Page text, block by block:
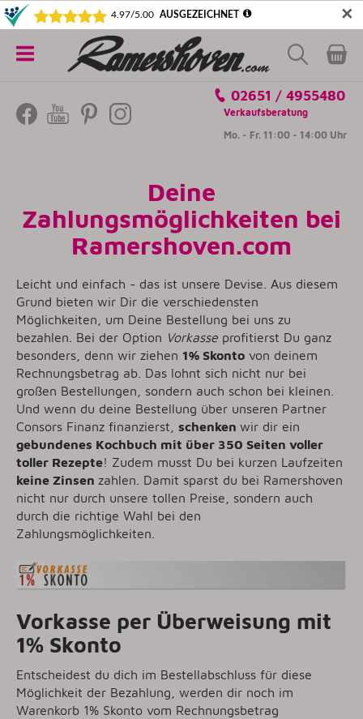
✕
5€ SICHERN! NEWSLETTER ABONNIEREN
Kategorien
02651 / 4955480
Verkaufsberatung
Mo. - Fr. 11:00 - 14:00 Uhr
Deine
Zahlungsmöglichkeiten bei
Ramershoven.com
Leicht und einfach - das ist unsere Devise. Aus diesem
Grund bieten wir Dir die verschiedensten
Möglichkeiten, um Deine Bestellung bei uns zu
bezahlen. Bei der Option Vorkasse profitierst Du ganz
besonders, denn wir ziehen 1% Skonto von deinem
Rechnungsbetrag ab. Das lohnt sich nicht nur bei
großen Bestellungen, sondern auch schon bei kleinen.
Und wenn du deine Bestellung über unseren Partner
Consors Finanz finanzierst, schenken wir dir ein
gebundenes Kochbuch mit über 350 Seiten voller
toller Rezepte! Zudem musst Du bei kurzen Laufzeiten
keine Zinsen zahlen. Damit sparst du bei Ramershoven
nicht nur durch unsere tollen Preise, sondern auch
durch die richtige Wahl bei den
Zahlungsmöglichkeiten.
Vorkasse per Überweisung mit
1% Skonto
Entscheidest du dich im Bestellabschluss für diese
Möglichkeit der Bezahlung, werden dir noch im
Warenkorb 1% Skonto vom Rechnungsbetrag